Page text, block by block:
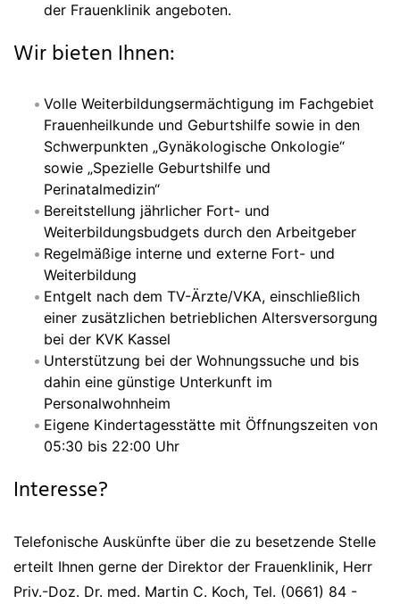
der Frauenklinik angeboten.
Wir bieten Ihnen:
Volle Weiterbildungsermächtigung im Fachgebiet
Frauenheilkunde und Geburtshilfe sowie in den
Schwerpunkten „Gynäkologische Onkologie“
sowie „Spezielle Geburtshilfe und
Perinatalmedizin“
Bereitstellung jährlicher Fort- und
Weiterbildungsbudgets durch den Arbeitgeber
Regelmäßige interne und externe Fort- und
Weiterbildung
Entgelt nach dem TV-Ärzte/VKA, einschließlich
einer zusätzlichen betrieblichen Altersversorgung
bei der KVK Kassel
Unterstützung bei der Wohnungssuche und bis
dahin eine günstige Unterkunft im
Personalwohnheim
Eigene Kindertagesstätte mit Öffnungszeiten von
05:30 bis 22:00 Uhr
Interesse?
Telefonische Auskünfte über die zu besetzende Stelle
erteilt Ihnen gerne der Direktor der Frauenklinik, Herr
Priv.-Doz. Dr. med. Martin C. Koch, Tel. (0661) 84 -